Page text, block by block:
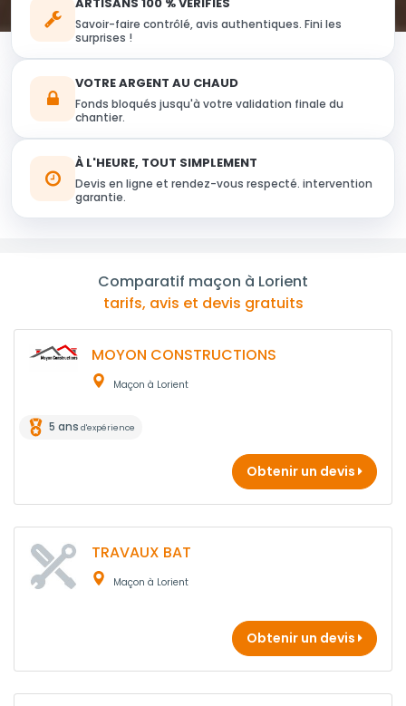
Savoir-faire contrôlé, avis authentiques. Fini les
surprises !
VOTRE ARGENT AU CHAUD
Fonds bloqués jusqu'à votre validation finale du
chantier.
À L'HEURE, TOUT SIMPLEMENT
Devis en ligne et rendez-vous respecté. intervention
garantie.
Comparatif maçon à Lorient
tarifs, avis et devis gratuits
MOYON CONSTRUCTIONS
Maçon à Lorient
5 ans d'expérience
Obtenir un devis
TRAVAUX BAT
Maçon à Lorient
Obtenir un devis